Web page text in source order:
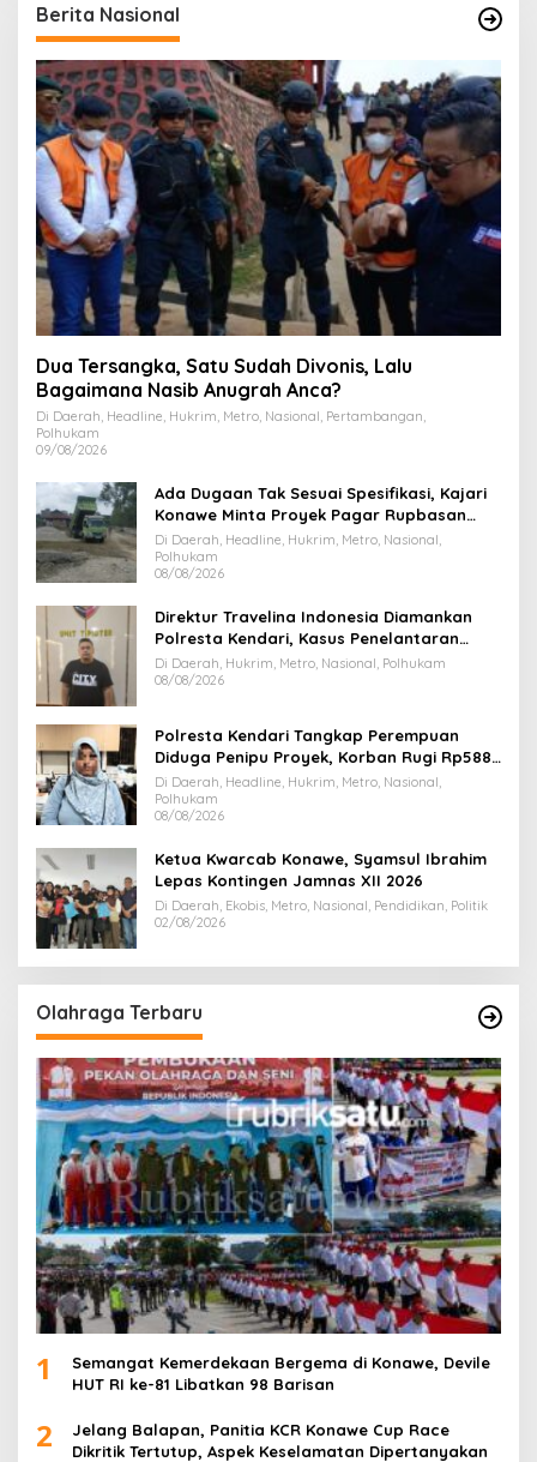
Berita Nasional
Dua Tersangka, Satu Sudah Divonis, Lalu
Bagaimana Nasib Anugrah Anca?
Di Daerah, Headline, Hukrim, Metro, Nasional, Pertambangan,
Polhukam
09/08/2026
Ada Dugaan Tak Sesuai Spesifikasi, Kajari
Konawe Minta Proyek Pagar Rupbasan
Rp1,9 Miliar Dihentikan
Di Daerah, Headline, Hukrim, Metro, Nasional,
Polhukam
08/08/2026
Direktur Travelina Indonesia Diamankan
Polresta Kendari, Kasus Penelantaran
Jemaah Umrah Masuk Babak Baru
Di Daerah, Hukrim, Metro, Nasional, Polhukam
08/08/2026
Polresta Kendari Tangkap Perempuan
Diduga Penipu Proyek, Korban Rugi Rp588,1
Juta
Di Daerah, Headline, Hukrim, Metro, Nasional,
Polhukam
08/08/2026
Ketua Kwarcab Konawe, Syamsul Ibrahim
Lepas Kontingen Jamnas XII 2026
Di Daerah, Ekobis, Metro, Nasional, Pendidikan, Politik
02/08/2026
Olahraga Terbaru
1
Semangat Kemerdekaan Bergema di Konawe, Devile
HUT RI ke-81 Libatkan 98 Barisan
2
Jelang Balapan, Panitia KCR Konawe Cup Race
Dikritik Tertutup, Aspek Keselamatan Dipertanyakan